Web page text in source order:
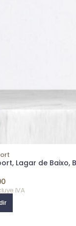
Lagar de Baixo,
IVA